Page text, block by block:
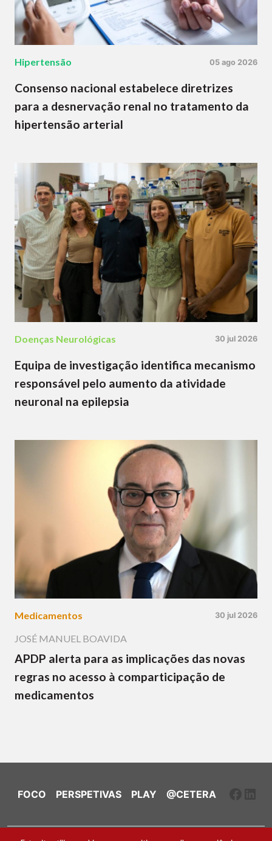
Hipertensão 05 ago 2026
Consenso nacional estabelece diretrizes
para a desnervação renal no tratamento da
hipertensão arterial
Doenças Neurológicas 30 jul 2026
Equipa de investigação identifica mecanismo
responsável pelo aumento da atividade
neuronal na epilepsia
Medicamentos 30 jul 2026
JOSÉ MANUEL BOAVIDA
APDP alerta para as implicações das novas
regras no acesso à comparticipação de
medicamentos
FOCO PERSPETIVAS PLAY @CETERA